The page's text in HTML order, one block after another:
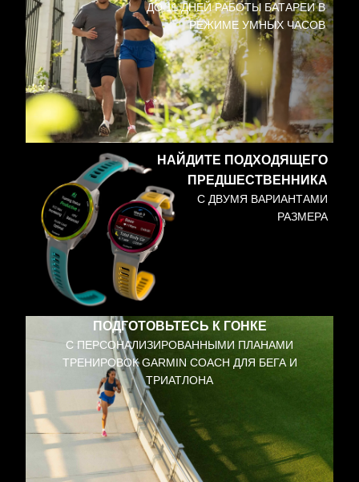
ПОДГОТОВЬТЕСЬ К ГОНКЕ
С ПЕРСОНАЛИЗИРОВАННЫМИ ПЛАНАМИ
ТРЕНИРОВОК GARMIN COACH ДЛЯ БЕГА И
ТРИАТЛОНА
ДО 11 ДНЕЙ РАБОТЫ БАТАРЕИ В
РЕЖИМЕ УМНЫХ ЧАСОВ
НАЙДИТЕ ПОДХОДЯЩЕГО
ПРЕДШЕСТВЕННИКА
С ДВУМЯ ВАРИАНТАМИ
РАЗМЕРА